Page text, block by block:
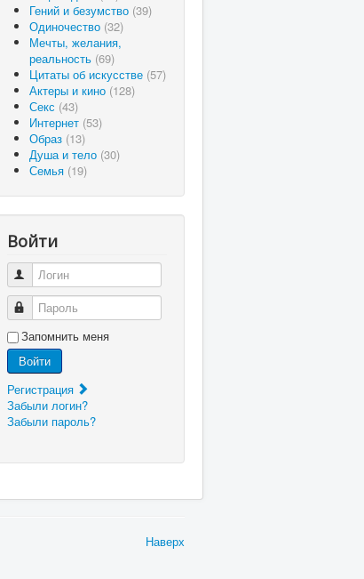
Гений и безумство (39)
Одиночество (32)
Мечты, желания,
реальность (69)
Цитаты об искусстве (57)
Актеры и кино (128)
Секс (43)
Интернет (53)
Образ (13)
Душа и тело (30)
Семья (19)
Войти
Логин
Пароль
Запомнить меня
Войти
Регистрация
Забыли логин?
Забыли пароль?
Наверх